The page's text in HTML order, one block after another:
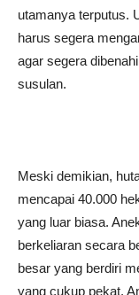
utamanya terputus.
harus segera
agar segera
susulan.
Meski demikian,
mencapai 40.000
yang luar biasa.
berkeliaran secara
besar yang berdiri
yang cukup pekat.